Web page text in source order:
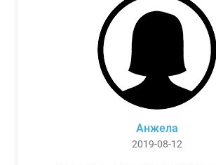
Анжела
2019-08-12